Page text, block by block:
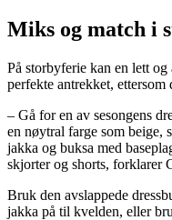
Miks og match i
På storbyferie kan en lett
perfekte antrekket,
– Gå for en av sesongens
en nøytral farge som beige,
jakka og buksa med
skjorter og shorts, forklarer
Bruk den avslappede
jakka på til kvelden, eller